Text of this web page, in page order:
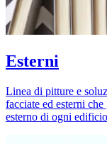
Esterni
Linea di pitture e
facciate ed esterni
esterno di ogni